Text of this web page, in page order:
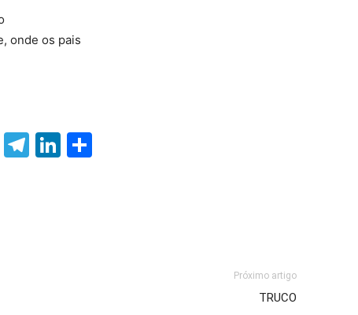
onde os pais
EmailTelegram
LinkedIn
Próximo artigo
TRUCO